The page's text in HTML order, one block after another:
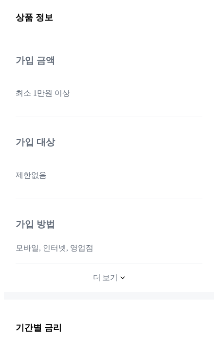
상품 정보
가입 금액
최소 1만원 이상
가입 대상
제한없음
가입 방법
모바일, 인터넷, 영업점
더 보기
기간별 금리